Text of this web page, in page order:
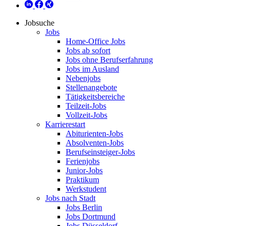
Jobsuche
Jobs
Home-Office Jobs
Jobs ab sofort
Jobs ohne Berufserfahrung
Jobs im Ausland
Nebenjobs
Stellenangebote
Tätigkeitsbereiche
Teilzeit-Jobs
Vollzeit-Jobs
Karrierestart
Abiturienten-Jobs
Absolventen-Jobs
Berufseinsteiger-Jobs
Ferienjobs
Junior-Jobs
Praktikum
Werkstudent
Jobs nach Stadt
Jobs Berlin
Jobs Dortmund